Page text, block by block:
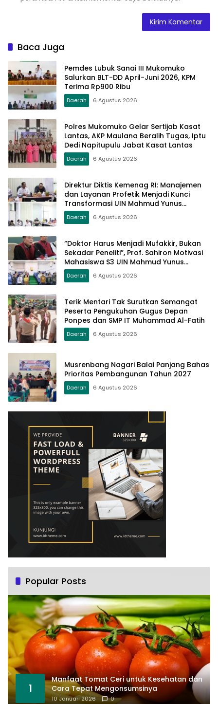
Baca Juga
Pemdes Lubuk Sanai III Mukomuko
Salurkan BLT-DD April-Juni 2026, KPM
Terima Rp900 Ribu
Daerah 6 Agustus 2026
Polres Mukomuko Gelar Sertijab Kasat
Lantas, AKP Maulana Beralih Tugas, Iptu
Dedi Napitupulu Jabat Kasat Lantas
Daerah 6 Agustus 2026
Direktur Diktis Kemenag RI: Manajemen
dan Layanan Profetik Menjadi Kunci
Transformasi UIN Mahmud Yunus
Batusangkar Menjadi Kampus
Bereputasi Global
Daerah 6 Agustus 2026
“Doktor Harus Menjadi Mufakkir, Bukan
Sekadar Peneliti”, Prof. Sahiron Motivasi
Mahasiswa S3 UIN Mahmud Yunus
Batusangkar
Daerah 6 Agustus 2026
Terik Mentari Tak Surutkan Semangat
Peserta Pengukuhan Gugus Depan
Ponpes dan SMP IT Muhammad Al-Fatih
Daerah 6 Agustus 2026
Musrenbang Nagari Balai Panjang Bahas
Prioritas Pembangunan Tahun 2027
Daerah 6 Agustus 2026
Popular Posts
1
Manfaat Tomat Ceri untuk Kesehatan dan
Cara Tepat Mengonsumsinya
10 Januari 2026 0